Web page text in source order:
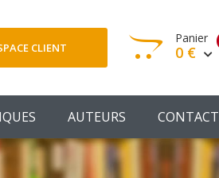
CLIENT
Panier
0 €
panier est vide
Panier
AUTEURS CONTACT